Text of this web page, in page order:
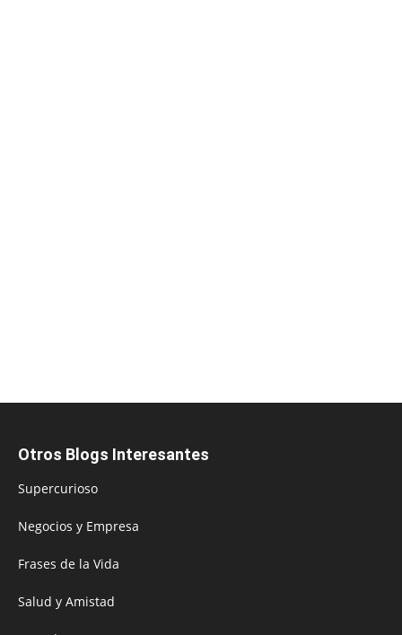
Otros Blogs Interesantes
Supercurioso
Negocios y Empresa
Frases de la Vida
Salud y Amistad